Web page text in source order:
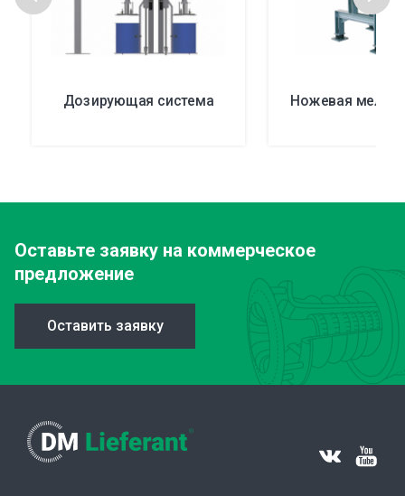
Дозирующая система Ножевая
Оставьте заявку на коммерческое
предложение
Оставить заявку